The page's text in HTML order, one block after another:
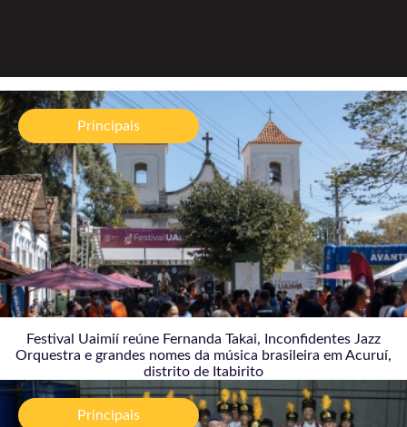
Principais
Festival Uaimií reúne Fernanda Takai, Inconfidentes
Jazz Orquestra e grandes nomes da música
brasileira em Acuruí, distrito de Itabirito
06/08/2026
Festival Uaimií reúne Fernanda Takai, Inconfidentes Jazz
Orquestra e grandes nomes da música brasileira em Acuruí,
distrito de Itabirito
Principais
Vereador Matheus Pacheco fortalece comunidade
escolar do Morro Santana por meio da música
04/08/2026